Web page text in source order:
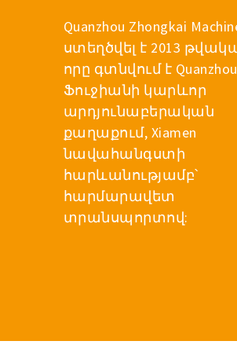
Quanzhou Zhongkai
ստեղծվել է 2013
որը գտնվում է
Ֆուջիանի կարևոր
արդյունաբերական
քաղաքում, Xiamen
նավահանգստի
հարևանությամբ՝
հարմարավետ
տրանսպորտով: